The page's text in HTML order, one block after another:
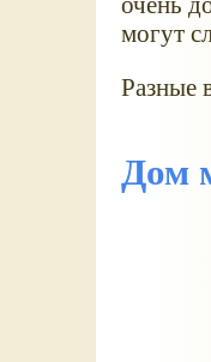
могут
Разные
Дом